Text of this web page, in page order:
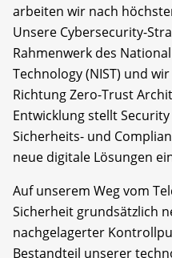
arbeiten wir nach
Unsere Cybersecurity-
Rahmenwerk des
Technology (NIST) und
Richtung Zero-Trust
Entwicklung stellt
Sicherheits- und
neue digitale Lösungen
Auf unserem Weg vom
Sicherheit grundsätzlich
nachgelagerter
Bestandteil unserer